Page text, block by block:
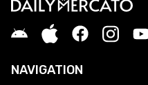
NAVIGATION